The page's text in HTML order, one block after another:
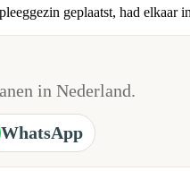
geplaatst, had elkaar in
in Nederland.
WhatsApp